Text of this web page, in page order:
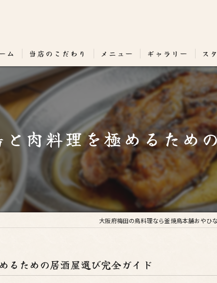
ム 当店のこだわり メニュー ギャラリー ス
肉料理を極めるため
大阪府梅田の鳥料理なら釜焼鳥本舗おやひ
るための居酒屋選び完全ガイド